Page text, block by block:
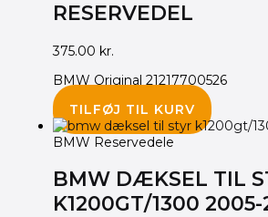
RESERVEDEL
375.00 kr.
BMW Original 21217700526
TILFØJ TIL KURV
BMW Reservedele
BMW DÆKSEL TIL
K1200GT/1300